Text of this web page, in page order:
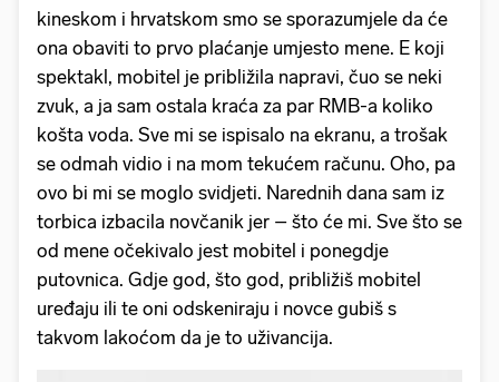
kineskom i hrvatskom smo se sporazumjele da će
ona obaviti to prvo plaćanje umjesto mene. E koji
spektakl, mobitel je približila napravi, čuo se neki
zvuk, a ja sam ostala kraća za par RMB-a koliko
košta voda. Sve mi se ispisalo na ekranu, a trošak
se odmah vidio i na mom tekućem računu. Oho, pa
ovo bi mi se moglo svidjeti. Narednih dana sam iz
torbica izbacila novčanik jer – što će mi. Sve što se
od mene očekivalo jest mobitel i ponegdje
putovnica. Gdje god, što god, približiš mobitel
uređaju ili te oni odskeniraju i novce gubiš s
takvom lakoćom da je to uživancija.